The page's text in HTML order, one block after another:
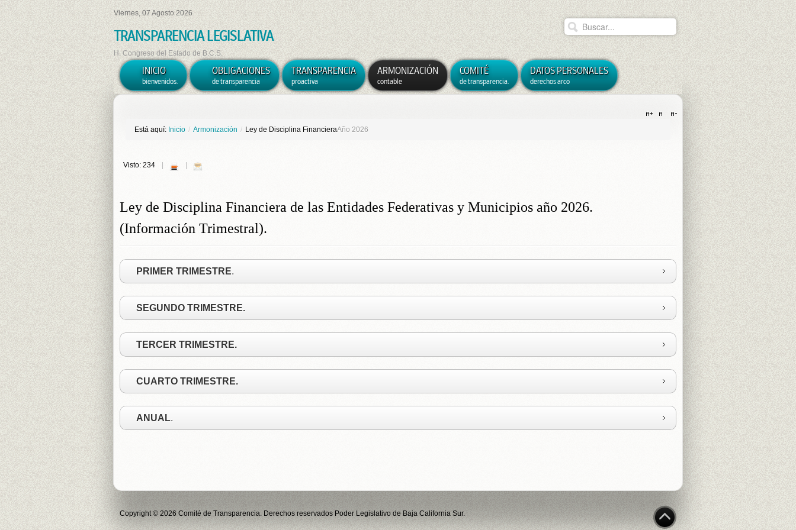
Viernes, 07 Agosto 2026
TRANSPARENCIA LEGISLATIVA
H. Congreso del Estado de B.C.S.
INICIO
bienvenidos.
OBLIGACIONES
de transparencia
TRANSPARENCIA
proactiva
ARMONIZACIÓN
contable
COMITÉ
de transparencia.
DATOS PERSONALES
derechos arco
Está aquí: Inicio / Armonización / Ley de Disciplina FinancieraAño 2026
Visto: 234
Ley de Disciplina Financiera de las Entidades Federativas y Municipios año 2026.
(Información Trimestral).
PRIMER TRIMESTRE.
SEGUNDO TRIMESTRE.
TERCER TRIMESTRE.
CUARTO TRIMESTRE.
ANUAL.
Copyright © 2026 Comité de Transparencia. Derechos reservados Poder Legislativo de Baja California Sur.